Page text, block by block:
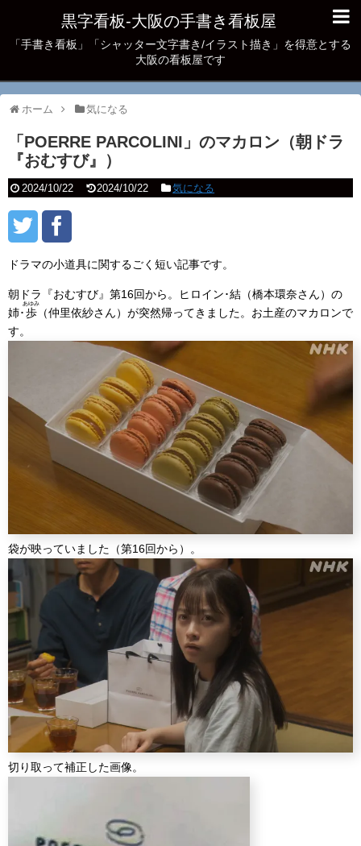
黒字看板‐大阪の手書き看板屋
「手書き看板」「シャッター文字書き/イラスト描き」を得意とする
大阪の看板屋です
ホーム 気になる
「POERRE PARCOLINI」のマカロン（朝ドラ
『おむすび』）
2024/10/22 2024/10/22 気になる
ドラマの小道具に関するごく短い記事です。
朝ドラ『おむすび』第16回から。ヒロイン･結（橋本環奈さん）の
姉･歩
あゆみ
（仲里依紗さん）が突然帰ってきました。お土産のマカロンで
す。
袋が映っていました（第16回から）。
切り取って補正した画像。